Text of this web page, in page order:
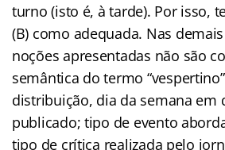
turno (isto é, à tarde). Por isso,
(B) como adequada. Nas
noções apresentadas não são
semântica do termo
distribuição, dia da semana em
publicado; tipo de evento
tipo de crítica realizada pelo